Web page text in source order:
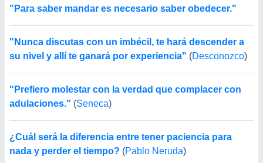
"Para saber mandar es necesario saber obedecer."
"Nunca discutas con un imbécil, te hará descender a
su nivel y allí te ganará por experiencia" (Desconozco)
"Prefiero molestar con la verdad que complacer con
adulaciones." (Seneca)
¿Cuál será la diferencia entre tener paciencia para
nada y perder el tiempo? (Pablo Neruda)